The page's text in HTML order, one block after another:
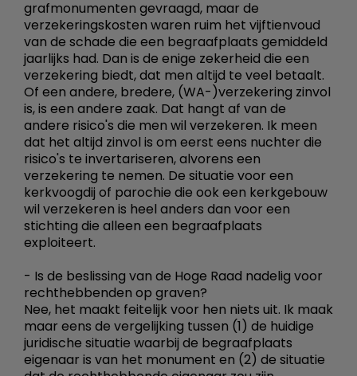
grafmonumenten gevraagd, maar de
verzekeringskosten waren ruim het vijftienvoud
van de schade die een begraafplaats gemiddeld
jaarlijks had. Dan is de enige zekerheid die een
verzekering biedt, dat men altijd te veel betaalt.
Of een andere, bredere, (WA-)verzekering zinvol
is, is een andere zaak. Dat hangt af van de
andere risico's die men wil verzekeren. Ik meen
dat het altijd zinvol is om eerst eens nuchter die
risico's te invertariseren, alvorens een
verzekering te nemen. De situatie voor een
kerkvoogdij of parochie die ook een kerkgebouw
wil verzekeren is heel anders dan voor een
stichting die alleen een begraafplaats
exploiteert.
- Is de beslissing van de Hoge Raad nadelig voor
rechthebbenden op graven?
Nee, het maakt feitelijk voor hen niets uit. Ik maak
maar eens de vergelijking tussen (1) de huidige
juridische situatie waarbij de begraafplaats
eigenaar is van het monument en (2) de situatie